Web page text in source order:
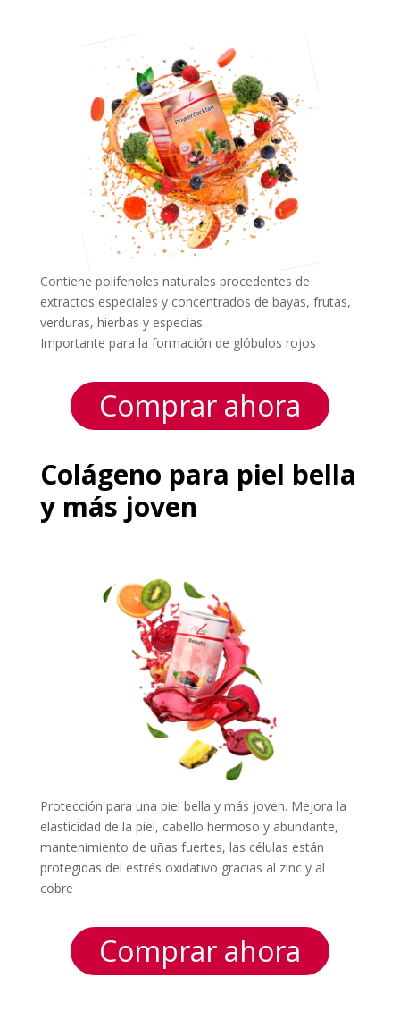
Contiene polifenoles naturales procedentes de
extractos especiales y concentrados de bayas, frutas,
verduras, hierbas y especias.
Importante para la formación de glóbulos rojos
Comprar ahora
Colágeno para piel bella
y más joven
Protección para una piel bella y más joven. Mejora la
elasticidad de la piel, cabello hermoso y abundante,
mantenimiento de uñas fuertes, las células están
protegidas del estrés oxidativo gracias al zinc y al
cobre
Comprar ahora